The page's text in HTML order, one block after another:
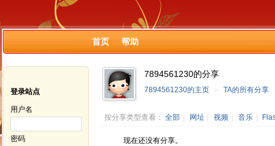
首页 帮助
登录站点
用户名
密码
7894561230的分享
7894561230的主页 » TA的所有分享
按分享类型查看： 全部 网址 视频 音乐
现在还没有分享。